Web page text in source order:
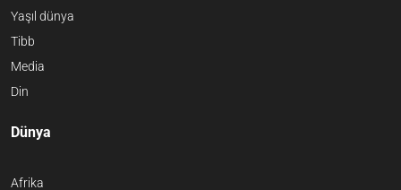
Yaşıl dünya
Tibb
Media
Din
Dünya
Afrika